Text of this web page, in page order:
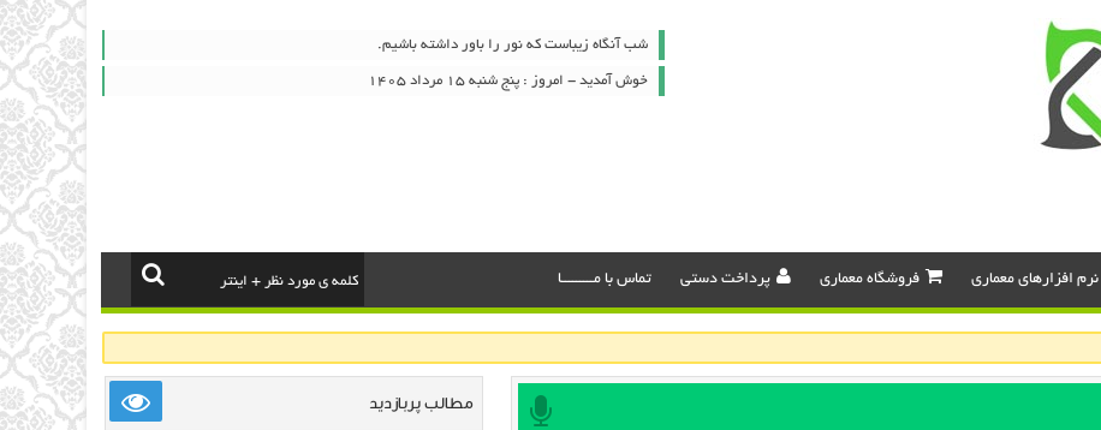
شب آنگاه زیباست که نور را باور داشته باشیم.
خوش آمدید - امروز : پنج شنبه ۱۵ مرداد ۱۴۰۵
نرم افزارهای معماری فروشگاه معماری پرداخت دستی تماس با مـــــــــا
مطالب پربازدید